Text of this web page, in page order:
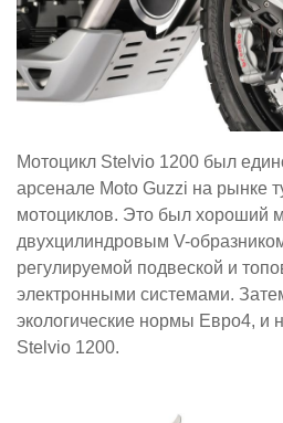
Мотоцикл Stelvio 1200 был
арсенале Moto Guzzi на рынке
мотоциклов. Это был хороший
двухцилиндровым V-
регулируемой подвеской и
электронными системами.
экологические нормы Евро4, и
Stelvio 1200.